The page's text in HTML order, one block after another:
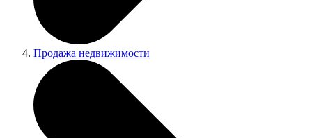
Продажа недвижимости